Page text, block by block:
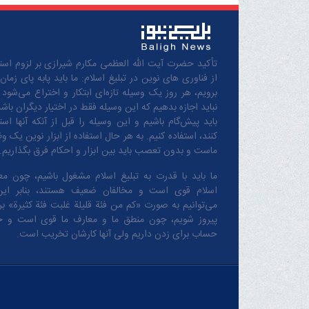
تأکید حضرت آیت الله العظمی مکارم شیرازی بر لزوم
از فناوری های نوین در تبلیغ اسلام: ما باید پابه پای
برویم، هر روز یک وسیله تازه‌ای ابتکار و اختراع
نباید اجازه بدهیم که این وسیله فقط در اختیار دیگران
باید پیش‌گام باشیم و این وسیله را قبل از آنکه آنها
کنند، استفاده کنیم. به هر حال استفاده از ابزار نوین یک
ماست و بدون تعصب باید بین ابزار و احکام فرق بگذاریم.
ما باید با قدرت به تبلیغ اسلام مشغول باشیم، چون
اسلام قوی است و مخالفان ضعیف هستند، بنابر
می‌توانیم به صورت «کم من فئة قلیلة غلبت فئة کثیرة» بر
پیروز شویم، چون منطق‌ ما و معارف ‌ما قوی است و
حساب برای زدن داریم ولی آنها کارشان تخریب است.